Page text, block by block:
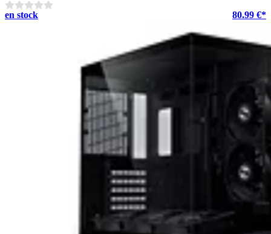
en stock
80.99 €*